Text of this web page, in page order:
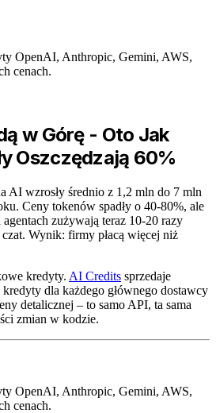
OpenAI, Anthropic, Gemini, AWS,
cenach.
w Górę - Oto Jak
Oszczędzają 60%
AI wzrosły średnio z 1,2 mln do 7 mln
Ceny tokenów spadły o 40-80%, ale
zużywają teraz 10-20 razy
Wynik: firmy płacą więcej niż
kredyty. AI Credits sprzedaje
dla każdego głównego dostawcy
detalicznej – to samo API, ta sama
zmian w kodzie.
OpenAI, Anthropic, Gemini, AWS,
cenach.